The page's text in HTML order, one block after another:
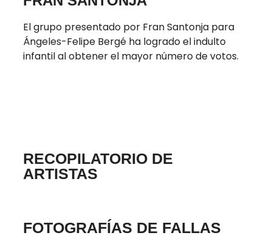
El grupo presentado por Fran Santonja para
Ángeles-Felipe Bergé ha logrado el indulto
infantil al obtener el mayor número de votos.
RECOPILATORIO DE
ARTISTAS
FOTOGRAFÍAS DE FALLAS